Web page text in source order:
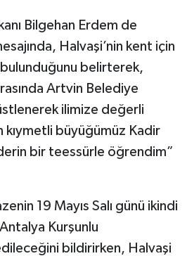
Bilgehan Erdem de
Halvaşi’nin kent için
belirterek,
Artvin Belediye
ilimize değerli
kıymetli büyüğümüz Kadir
derin bir teessürle öğrendim”
19 Mayıs Salı günü ikindi
Kurşunlu
bildirirken, Halvaşi